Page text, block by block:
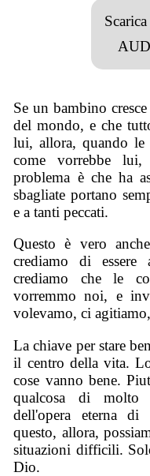
Se un bambino
del mondo, e che
lui, allora, quando le
come vorrebbe
problema è che ha
sbagliate portano
e a tanti peccati.
Questo è vero
crediamo di
crediamo che le
vorremmo noi, e
volevamo, ci
La chiave per stare
il centro della vita.
cose vanno bene.
qualcosa di molto
dell'opera eterna di
questo, allora,
situazioni difficili.
Dio.